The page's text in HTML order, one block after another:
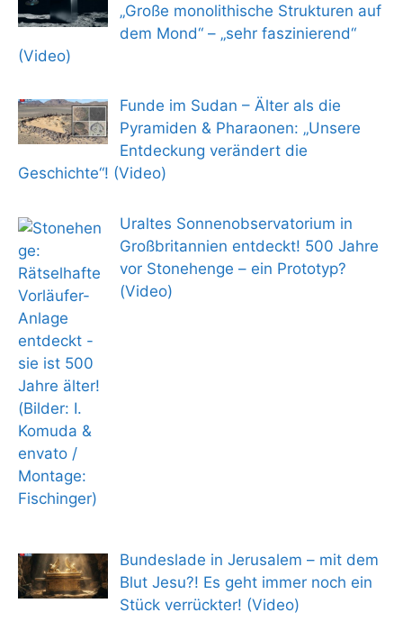
„Große monolithische Strukturen auf
dem Mond“ – „sehr faszinierend“
(Video)
Funde im Sudan – Älter als die
Pyramiden & Pharaonen: „Unsere
Entdeckung verändert die
Geschichte“! (Video)
Uraltes Sonnenobservatorium in
Großbritannien entdeckt! 500 Jahre
vor Stonehenge – ein Prototyp?
(Video)
Bundeslade in Jerusalem – mit dem
Blut Jesu?! Es geht immer noch ein
Stück verrückter! (Video)